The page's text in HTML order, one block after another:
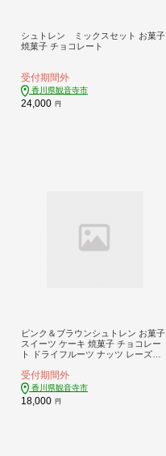
シュトレン ミックスセット お菓子
焼菓子 チョコレート
受付期間外
香川県観音寺市
24,000 円
ピンク＆ブラウンシュトレン お菓子
スイーツ ケーキ 焼菓子 チョコレー
ト ドライフルーツ ナッツ レーズン
受付期間外
香川県観音寺市
18,000 円